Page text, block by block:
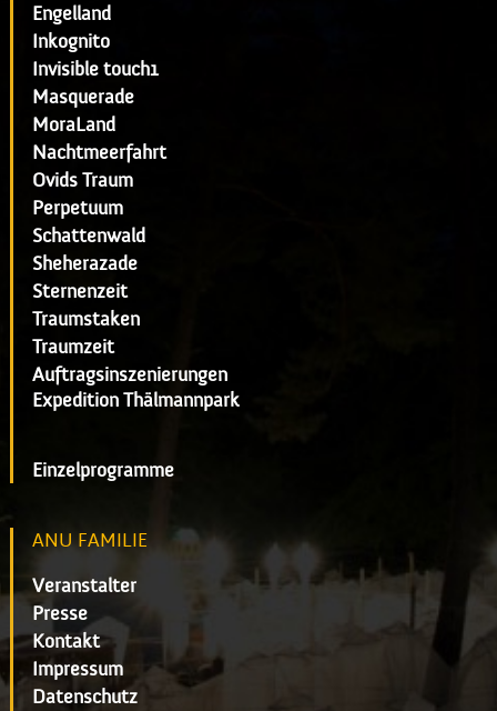
Engelland
Inkognito
Invisible touch1
Masquerade
MoraLand
Nachtmeerfahrt
Ovids Traum
Perpetuum
Schattenwald
Sheherazade
Sternenzeit
Traumstaken
Traumzeit
Auftragsinszenierungen
Expedition Thälmannpark
Einzelprogramme
ANU FAMILIE
Veranstalter
Presse
Kontakt
Impressum
Datenschutz